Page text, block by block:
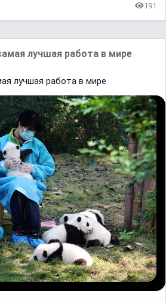
191
лучшая работа в мире
лучшая работа в мире